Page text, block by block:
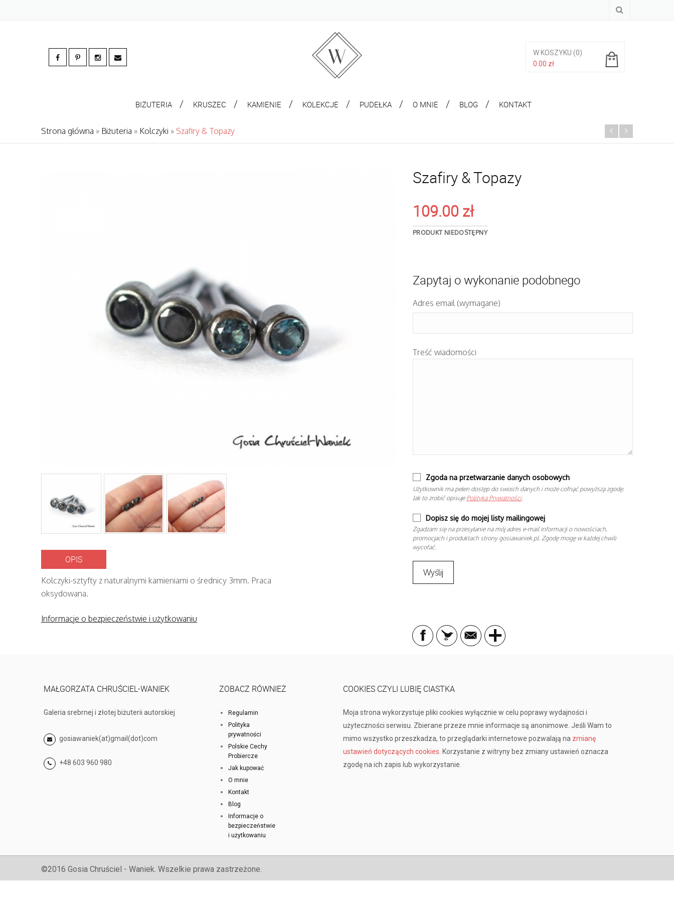
W KOSZYKU (0)
0.00 zł
BIŻUTERIA KRUSZEC KAMIENIE KOLEKCJE PUDEŁKA O MNIE BLOG KONTAKT
Strona główna » Biżuteria » Kolczyki » Szafiry & Topazy
OPIS
Kolczyki-sztyfty z naturalnymi kamieniami o średnicy 3mm. Praca
oksydowana.
Informacje o bezpieczeństwie i użytkowaniu
Szafiry & Topazy
109.00 zł
PRODUKT NIEDOSTĘPNY
Zapytaj o wykonanie podobnego
Adres email (wymagane)
Treść wiadomości
Zgoda na przetwarzanie danych osobowych
Użytkownik ma pełen dostęp do swoich danych i może cofnąć powyższą zgodę.
Jak to zrobić opisuje Polityka Prywatności.
Dopisz się do mojej listy mailingowej
Zgadzam się na przesyłanie na mój adres e-mail informacji o nowościach,
promocjach i produktach strony gosiawaniek.pl. Zgodę mogę w każdej chwili
wycofać.
MAŁGORZATA CHRUŚCIEL-WANIEK
Galeria srebrnej i złotej biżuterii autorskiej
gosiawaniek(at)gmail(dot)com
+48 603 960 980
ZOBACZ RÓWNIEŻ
Regulamin
Polityka
prywatności
Polskie Cechy
Probiercze
Jak kupować
O mnie
Kontakt
Blog
Informacje o
bezpieczeństwie
i użytkowaniu
COOKIES CZYLI LUBIĘ CIASTKA
Moja strona wykorzystuje pliki cookies wyłącznie w celu poprawy wydajności i
użyteczności serwisu. Zbierane przeze mnie informacje są anonimowe. Jeśli Wam to
mimo wszystko przeszkadza, to przeglądarki internetowe pozwalają na zmianę
ustawień dotyczących cookies . Korzystanie z witryny bez zmiany ustawień oznacza
zgodę na ich zapis lub wykorzystanie.
©2016 Gosia Chruściel - Waniek. Wszelkie prawa zastrzeżone.